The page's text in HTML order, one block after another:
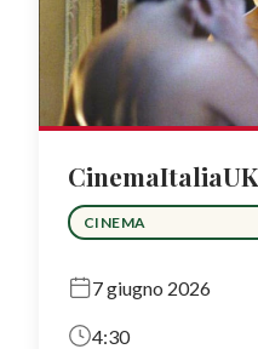
CINEMA
7 giugno 2026
4:30